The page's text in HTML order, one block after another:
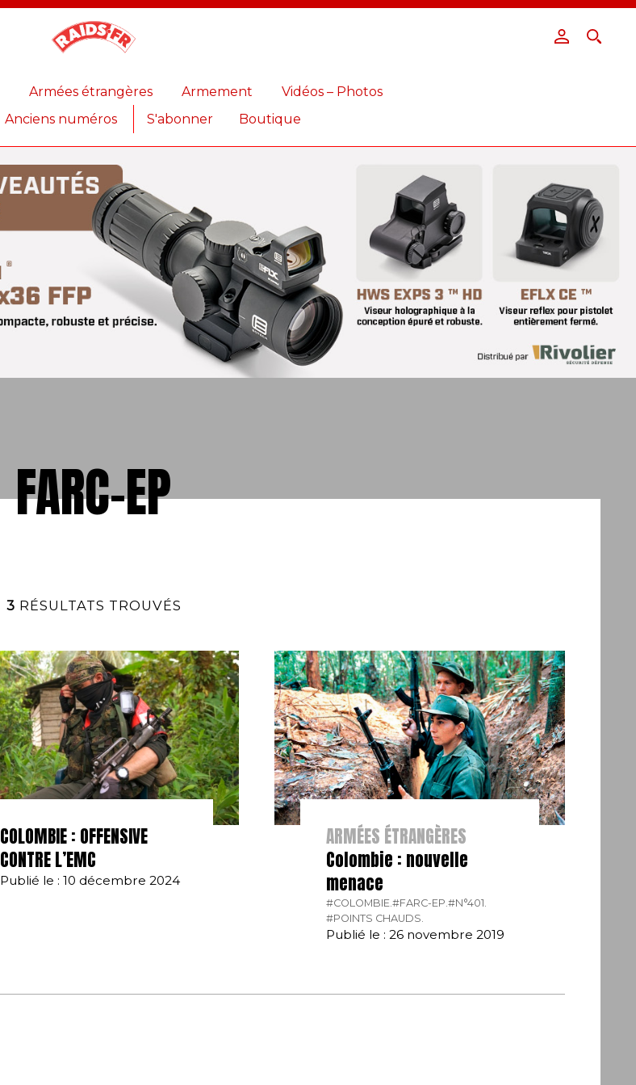
Armées étrangères Armement
Vidéos – Photos
Anciens numéros S'abonner Boutique
FARC-EP
3 RÉSULTATS TROUVÉS
COLOMBIE : OFFENSIVE
CONTRE L’EMC
Publié le : 10 décembre 2024
ARMÉES ÉTRANGÈRES
Colombie : nouvelle
menace
#COLOMBIE.#FARC-EP.#N°401.
#POINTS CHAUDS.
Publié le : 26 novembre 2019